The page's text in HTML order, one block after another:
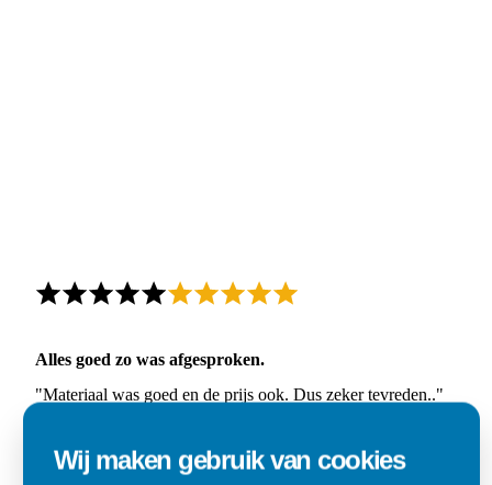
Alles goed zo was afgesproken.
"Materiaal was goed en de prijs ook. Dus zeker tevreden.."
Den Dungen
Wij maken gebruik van cookies